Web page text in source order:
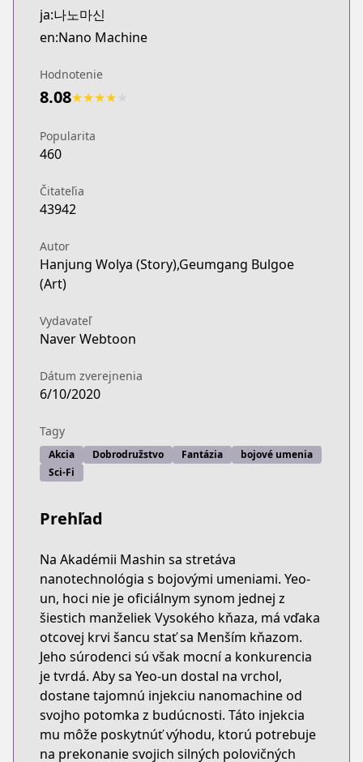
WEBTOON
WEBTOON
WEBTOON
WEBTOON
https://www.webtoons.com/en/action/nano-
Naver Webtoon
ja:나노마신
en:Nano Machine
Hodnotenie
8.08★★★★
Popularita
460
Čitateľia
43942
Autor
Hanjung Wolya (Story),Geumgang Bulgoe
(Art)
Vydavateľ
Naver Webtoon
Dátum zverejnenia
6/10/2020
Tagy
Akcia Dobrodružstvo Fantázia
bojové umenia
Sci-Fi
Prehľad
Na Akadémii Mashin sa stretáva
nanotechnológia s bojovými umeniami. Yeo-
un, hoci nie je oficiálnym synom jednej z
šiestich manželiek Vysokého kňaza, má vďaka
otcovej krvi šancu stať sa Menším kňazom.
Jeho súrodenci sú však mocní a konkurencia
je tvrdá. Aby sa Yeo-un dostal na vrchol,
dostane tajomnú injekciu nanomachine od
svojho potomka z budúcnosti. Táto injekcia
mu môže poskytnúť výhodu, ktorú potrebuje
na prekonanie svojich silných polovičných